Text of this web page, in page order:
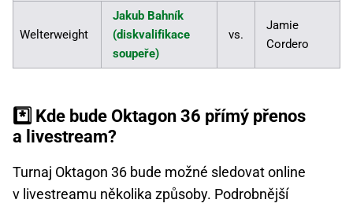
Welterweight
Jakub Bahník
(diskvalifikace
soupeře)
vs.
Jamie
Cordero
*️⃣ Kde bude Oktagon 36 přímý přenos
a livestream?
Turnaj Oktagon 36 bude možné sledovat online
v livestreamu několika způsoby. Podrobnější